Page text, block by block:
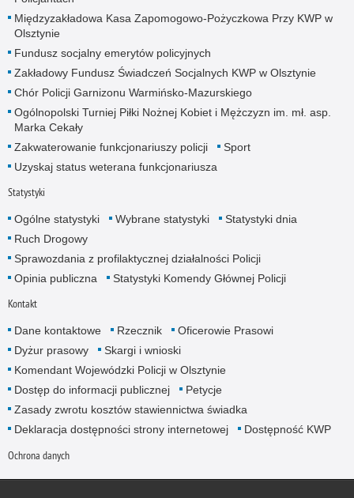
Międzyzakładowa Kasa Zapomogowo-Pożyczkowa Przy KWP w
Olsztynie
Fundusz socjalny emerytów policyjnych
Zakładowy Fundusz Świadczeń Socjalnych KWP w Olsztynie
Chór Policji Garnizonu Warmińsko-Mazurskiego
Ogólnopolski Turniej Piłki Nożnej Kobiet i Mężczyzn im. mł. asp.
Marka Cekały
Zakwaterowanie funkcjonariuszy policji
Sport
Uzyskaj status weterana funkcjonariusza
Statystyki
Ogólne statystyki Wybrane statystyki
Statystyki dnia
Ruch Drogowy
Sprawozdania z profilaktycznej działalności Policji
Opinia publiczna
Statystyki Komendy Głównej Policji
Kontakt
Dane kontaktowe Rzecznik
Oficerowie Prasowi
Dyżur prasowy
Skargi i wnioski
Komendant Wojewódzki Policji w Olsztynie
Dostęp do informacji publicznej
Petycje
Zasady zwrotu kosztów stawiennictwa świadka
Deklaracja dostępności strony internetowej
Dostępność KWP
Ochrona danych